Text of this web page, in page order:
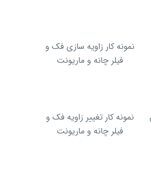
نمونه کار زاویه سازی فک و
فیلر چانه و ماریونت
نمونه کار تغییر زاویه فک و
فیلر چانه و ماریونت